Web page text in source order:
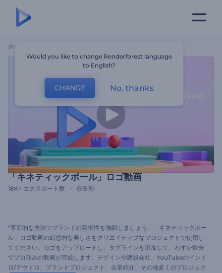
ホーム
「キネティックボール」ロゴ動画
18K+ エクスポート数 15 秒
"革新的な方法でブランドの芸術性を強調しましょう。「キネティックボー
ル」ロゴ動画の幻想的な美しさをクリエイティブなプロジェクトで使用し
てください。ロゴをアップロードし、タグラインを追加して、わずか数分
でプロ並みの動画が完成します。デザインや建設会社、YouTubeのイント
ロ/アウトロ、ブランドプロジェクト、企業紹介、その他多くのプロジェク
Would you like to change Renderforest language
to English?
CHANGE No, thanks